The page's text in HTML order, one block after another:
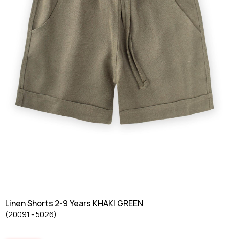
Linen Shorts 2-9 Years KHAKI GREEN
(20091 - 5026)